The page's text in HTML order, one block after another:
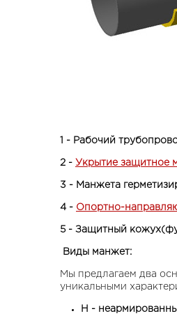
1 - Рабочий
2 - Укрытие защитное
3 - Манжета
4 - Опортно-
5 - Защитный
Виды манжет:
Мы предлагаем два
уникальными
Н -